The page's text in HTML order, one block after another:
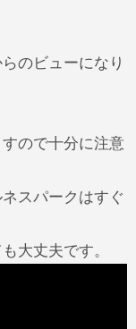
のビューになり
ので十分に注意
スパークはすぐ
大丈夫です。